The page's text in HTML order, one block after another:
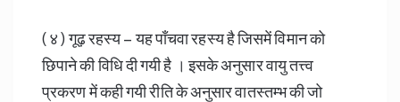
( ४ ) गूढ़ रहस्य – यह पाँचवा रहस्य है जिसमें विमान को
छिपाने की विधि दी गयी है । इसके अनुसार वायु तत्त्व
प्रकरण में कही गयी रीति के अनुसार वातस्तम्भ की जो